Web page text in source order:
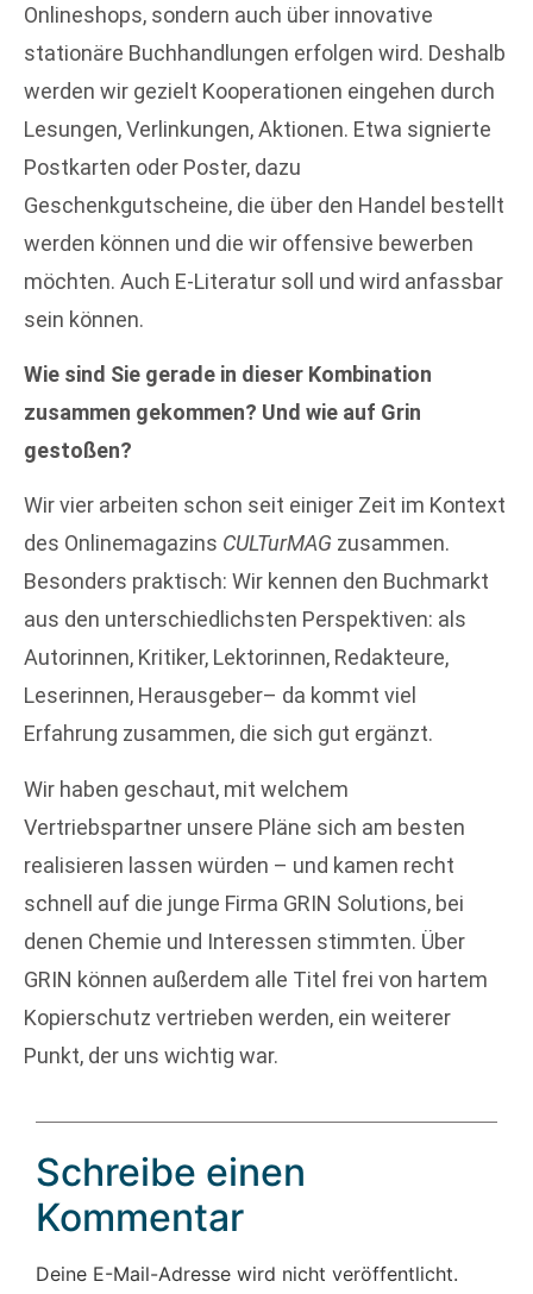
Onlineshops, sondern auch über innovative
stationäre Buchhandlungen erfolgen wird. Deshalb
werden wir gezielt Kooperationen eingehen durch
Lesungen, Verlinkungen, Aktionen. Etwa signierte
Postkarten oder Poster, dazu
Geschenkgutscheine, die über den Handel bestellt
werden können und die wir offensive bewerben
möchten. Auch E-Literatur soll und wird anfassbar
sein können.
Wie sind Sie gerade in dieser Kombination
zusammen gekommen? Und wie auf Grin
gestoßen?
Wir vier arbeiten schon seit einiger Zeit im Kontext
des Onlinemagazins CULTurMAG zusammen.
Besonders praktisch: Wir kennen den Buchmarkt
aus den unterschiedlichsten Perspektiven: als
Autorinnen, Kritiker, Lektorinnen, Redakteure,
Leserinnen, Herausgeber– da kommt viel
Erfahrung zusammen, die sich gut ergänzt.
Wir haben geschaut, mit welchem
Vertriebspartner unsere Pläne sich am besten
realisieren lassen würden – und kamen recht
schnell auf die junge Firma GRIN Solutions, bei
denen Chemie und Interessen stimmten. Über
GRIN können außerdem alle Titel frei von hartem
Kopierschutz vertrieben werden, ein weiterer
Punkt, der uns wichtig war.
Schreibe einen
Kommentar
Deine E-Mail-Adresse wird nicht veröffentlicht.